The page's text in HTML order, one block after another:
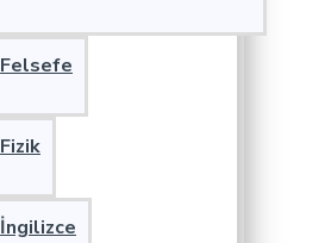
Felsefe
Fizik
İngilizce